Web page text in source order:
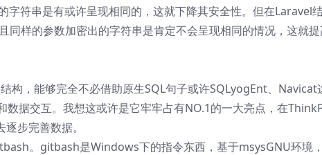
字符串是有或许呈现相同的，这就下降其安全性。但在Laravel
同样的参数加密出的字符串是肯定不会呈现相同的情况，这就提
构，能够完全不必借助原生SQL句子或许SQLyogEnt、Navicat
数据交互。我想这或许是它牢牢占有NO.1的一大亮点，在
步完善数据。
。gitbash是Windows下的指令东西，基于msysGNU环境